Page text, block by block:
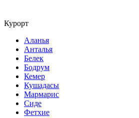
Курорт
Аланья
Анталья
Белек
Бодрум
Кемер
Кушадасы
Мармарис
Сиде
Фетхие